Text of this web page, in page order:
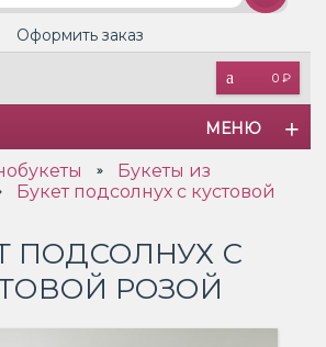
0 ₽
Оформить заказ
МЕНЮ
»
Букеты из
Букет подсолнух с кустовой
ПОДСОЛНУХ С
РОЗОЙ